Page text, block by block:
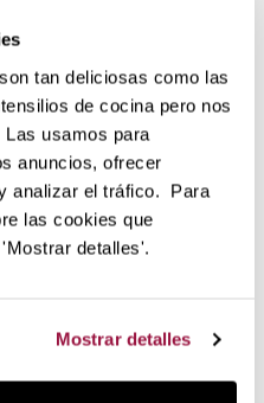
tan deliciosas como las
de cocina pero nos
usamos para
anuncios, ofrecer
analizar el tráfico. Para
las cookies que
detalles'.
Mostrar detalles
e senza graffi che
il processo di
qualsiasi imperfezione e
appena usciti dalla
pietra in acqua per 10
la superficie della